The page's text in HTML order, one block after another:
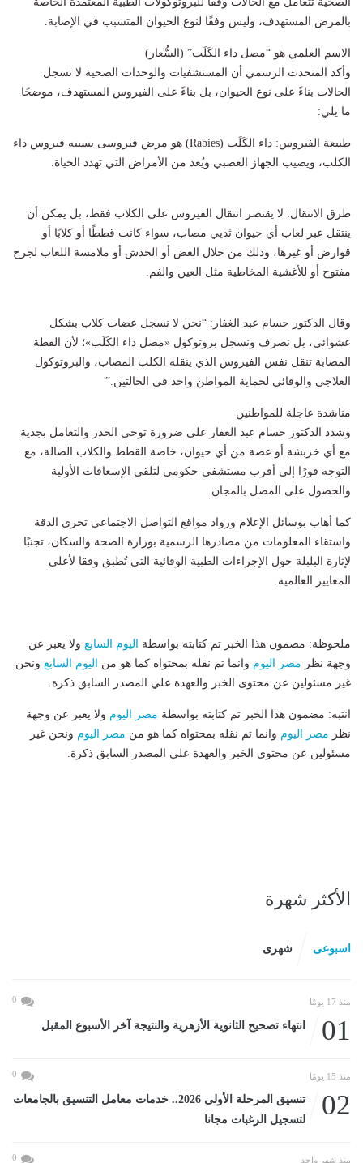
بالمرض المستهدف، وليس وفقًا لنوع الحيوان المتسبب في الإصابة.
الاسم العلمي هو “مصل داء الكَلَب” (السُّعار)
وأكد المتحدث الرسمي أن المستشفيات والوحدات الصحية لا تسجل
الحالات بناءً على نوع الحيوان، بل بناءً على الفيروس المستهدف، موضحًا
ما يلي:
طبيعة الفيروس: داء الكَلَب (Rabies) هو مرض فيروسى يسببه فيروس داء
الكلب، ويصيب الجهاز العصبي ويُعد من الأمراض التي تهدد الحياة.
طرق الانتقال: لا يقتصر انتقال الفيروس على الكلاب فقط، بل يمكن أن
ينتقل عبر لعاب أي حيوان ثديي مصاب، سواء كانت قططًا أو كلابًا أو
قوارض أو غيرها، وذلك من خلال العض أو الخدش أو ملامسة اللعاب لجرح
مفتوح أو للأغشية المخاطية مثل العين والفم.
وقال الدكتور حسام عبد الغفار: “نحن لا نسجل عضات كلاب بشكل
عشوائي، بل نصرف ونسجل بروتوكول «مصل داء الكَلَب»؛ لأن القطة
المصابة تنقل نفس الفيروس الذي ينقله الكلب المصاب، والبروتوكول
العلاجي والوقائي لحماية المواطن واحد في الحالتين.”
مناشدة عاجلة للمواطنين
وشدد الدكتور حسام عبد الغفار على ضرورة توخي الحذر والتعامل بجدية
مع أي خربشة أو عضة من أي حيوان، خاصة القطط والكلاب الضالة، مع
التوجه فورًا إلى أقرب مستشفى حكومي لتلقي الإسعافات الأولية
والحصول على المصل بالمجان.
كما أهاب بوسائل الإعلام ورواد مواقع التواصل الاجتماعي تحري الدقة
واستقاء المعلومات من مصادرها الرسمية بوزارة الصحة والسكان، تجنبًا
لإثارة البلبلة حول الإجراءات الطبية الوقائية التي تُطبق وفقا لأعلى
المعايير العالمية.
ملحوظة: مضمون هذا الخبر تم كتابته بواسطة اليوم السابع ولا يعبر عن
وجهة نظر مصر اليوم وانما تم نقله بمحتواه كما هو من اليوم السابع ونحن
غير مسئولين عن محتوى الخبر والعهدة علي المصدر السابق ذكرة.
انتبه: مضمون هذا الخبر تم كتابته بواسطة مصر اليوم ولا يعبر عن وجهة
نظر مصر اليوم وانما تم نقله بمحتواه كما هو من مصر اليوم ونحن غير
مسئولين عن محتوى الخبر والعهدة علي المصدر السابق ذكرة.
الأكثر شهرة
اسبوعى شهرى
منذ 17 يومًا 0
01 انتهاء تصحيح الثانوية الأزهرية والنتيجة آخر الأسبوع المقبل
منذ 15 يومًا 0
02
تنسيق المرحلة الأولى 2026.. خدمات معامل التنسيق بالجامعات
لتسجيل الرغبات مجانا
منذ شهر واحد 0